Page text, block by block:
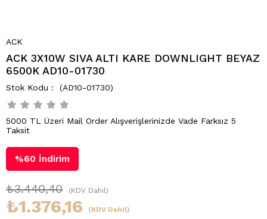
ACK
ACK 3X10W SIVA ALTI KARE DOWNLIGHT BEYAZ
6500K AD10-01730
(AD10-01730)
5000 TL Üzeri Mail Order Alışverişlerinizde Vade Farksız 5
Taksit
%60 İndirim
₺3.440,40 (KDV Dahil)
₺1.376,16 (KDV Dahil)